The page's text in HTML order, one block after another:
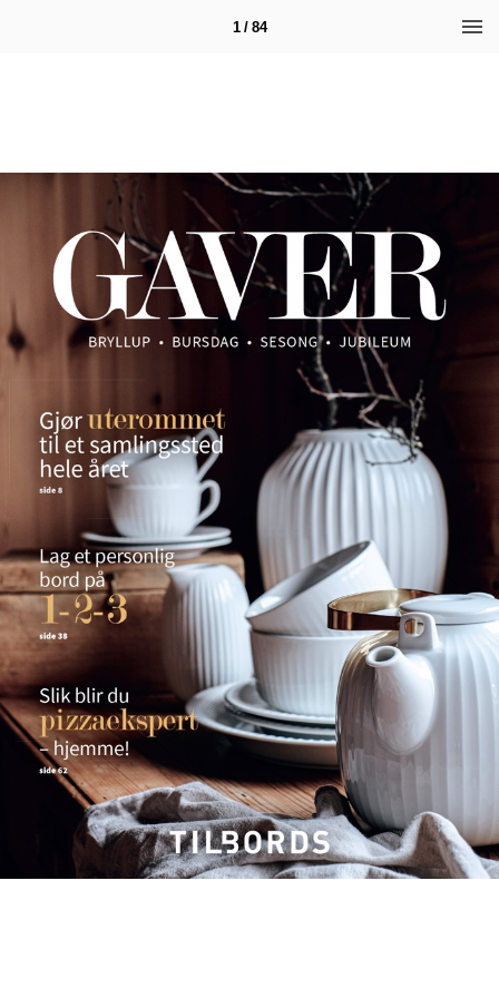
1 / 84